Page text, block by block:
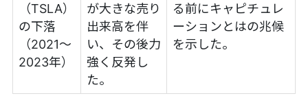
（TSLA）
の下落
（2021〜
2023年）
が大きな売り
出来高を伴
い、その後力
強く反発し
た。
る前にキャピチュレ
ーションとはの兆候
を示した。